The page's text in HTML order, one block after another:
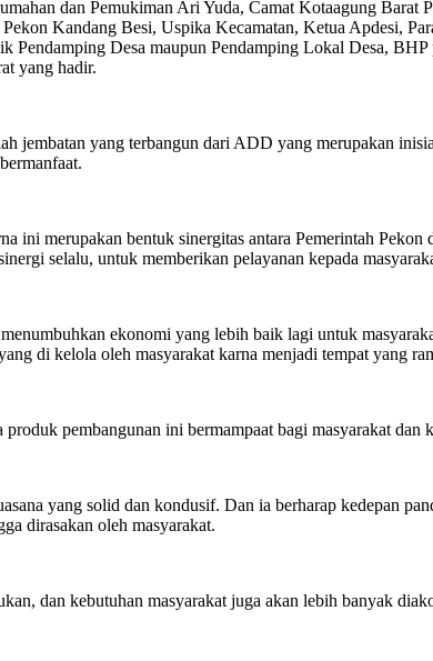
dan Pemukiman Ari Yuda, Camat Kotaagung
Kandang Besi, Uspika Kecamatan, Ketua Apdesi,
Pendamping Desa maupun Pendamping Lokal Desa,
yang hadir.
jembatan yang terbangun dari ADD yang merupakan
ini merupakan bentuk sinergitas antara Pemerintah
selalu, untuk memberikan pelayanan kepada
ekonomi yang lebih baik lagi untuk
di kelola oleh masyarakat karna menjadi tempat yang
pembangunan ini bermampaat bagi masyarakat
yang solid dan kondusif. Dan ia berharap kedepan
dirasakan oleh masyarakat.
dan kebutuhan masyarakat juga akan lebih banyak